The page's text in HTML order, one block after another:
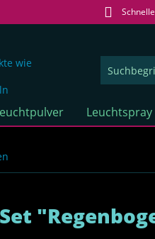
Leuchtspray